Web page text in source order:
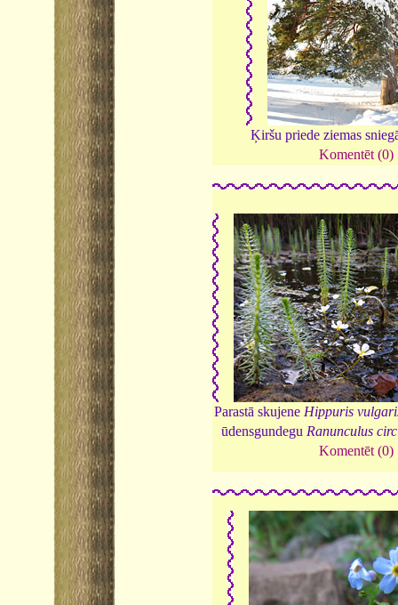
Ķiršu priede ziemas
Komentēt (0)
Parastā skujene Hippuris
ūdensgundegu Ranunculus
Komentēt (0)